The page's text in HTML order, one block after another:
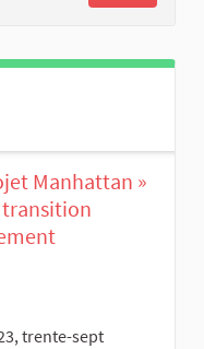
Manhattan »
transition
trente-sept